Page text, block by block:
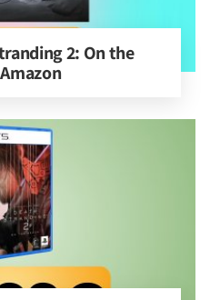
2: On the